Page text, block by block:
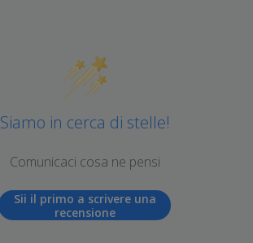
Siamo in cerca di stelle!
Comunicaci cosa ne pensi
Sii il primo a scrivere una
recensione